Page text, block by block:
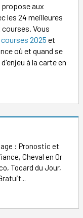
aux
les 24 meilleures
Vous
2025 et
où et quand se
à la carte en
: Pronostic et
Cheval en Or
Tocard du Jour,